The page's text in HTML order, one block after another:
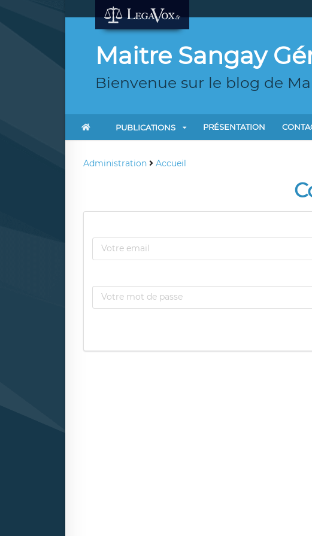
Maitre Sangay
Bienvenue sur le blog de
PUBLICATIONS PRÉSENTATION
Administration Accueil